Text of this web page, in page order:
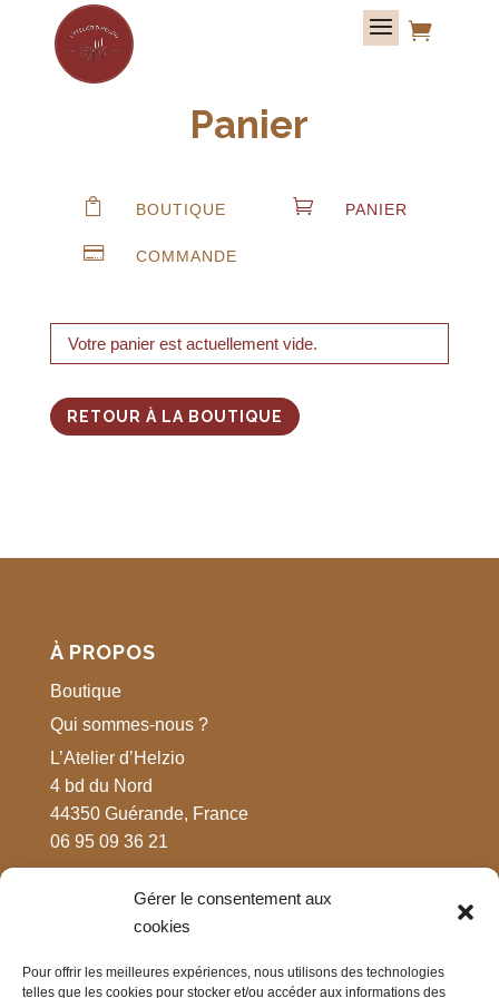
Gérer le consentement aux
cookies
Pour offrir les meilleures expériences, nous utilisons des technologies
telles que les cookies pour stocker et/ou accéder aux informations des

Panier
 BOUTIQUE  PANIER
 COMMANDE
Votre panier est actuellement vide.
RETOUR À LA BOUTIQUE
À PROPOS
Boutique
Qui sommes-nous ?
L’Atelier d’Helzio
4 bd du Nord
44350 Guérande, France
06 95 09 36 21
MENTIONS LÉGALES
Mentions légales